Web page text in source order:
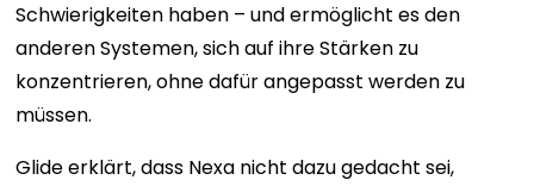
Schwierigkeiten haben – und ermöglicht es den
anderen Systemen, sich auf ihre Stärken zu
konzentrieren, ohne dafür angepasst werden zu
müssen.
Glide erklärt, dass Nexa nicht dazu gedacht sei,